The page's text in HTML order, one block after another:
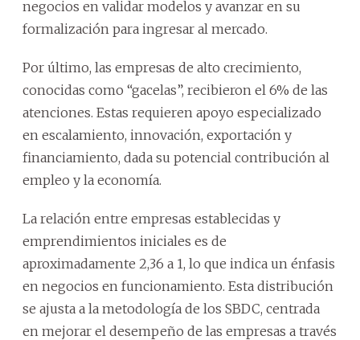
negocios en validar modelos y avanzar en su
formalización para ingresar al mercado.
Por último, las empresas de alto crecimiento,
conocidas como “gacelas”, recibieron el 6% de las
atenciones. Estas requieren apoyo especializado
en escalamiento, innovación, exportación y
financiamiento, dada su potencial contribución al
empleo y la economía.
La relación entre empresas establecidas y
emprendimientos iniciales es de
aproximadamente 2,36 a 1, lo que indica un énfasis
en negocios en funcionamiento. Esta distribución
se ajusta a la metodología de los SBDC, centrada
en mejorar el desempeño de las empresas a través